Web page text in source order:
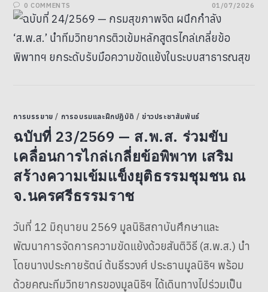
0 COMMENTS 01/07/2026
การบรรยาย / การอบรมและฝึกปฏิบัติ / ข่าวประชาสัมพันธ์
ฉบับที่ 23/2569 — ส.พ.ส. ร่วมขับ
เคลื่อนการไกล่เกลี่ยข้อพิพาท เสริม
สร้างความเข้มแข็งยุติธรรมชุมชน ณ
จ.นครศรีธรรมราช
วันที่ 12 มิถุนายน 2569 มูลนิธิสถาบันศึกษาและ
พัฒนาการจัดการความขัดแย้งด้วยสันติวิธี (ส.พ.ส.) นำ
โดยนางประกายรัตน์ ต้นธีรวงศ์ ประธานมูลนิธิฯ พร้อม
ด้วยคณะทีมวิทยากรของมูลนิธิฯ ได้เดินทางไปร่วมเป็น